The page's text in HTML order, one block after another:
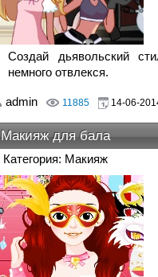
Создай дьявольский
немного отвлекся.
admin 11885 14-06-
Макияж для бала
Категория: Макияж